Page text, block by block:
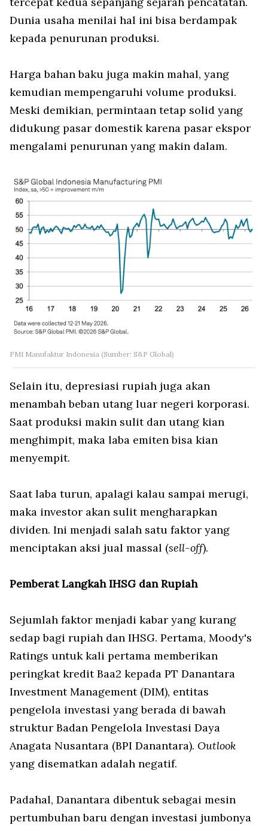
Dunia usaha menilai hal ini bisa berdampak
kepada penurunan produksi.
Harga bahan baku juga makin mahal, yang
kemudian mempengaruhi volume produksi.
Meski demikian, permintaan tetap solid yang
didukung pasar domestik karena pasar ekspor
mengalami penurunan yang makin dalam.
PMI Manufaktur Indonesia (Sumber: S&P Global)
Selain itu, depresiasi rupiah juga akan
menambah beban utang luar negeri korporasi.
Saat produksi makin sulit dan utang kian
menghimpit, maka laba emiten bisa kian
menyempit.
Saat laba turun, apalagi kalau sampai merugi,
maka investor akan sulit mengharapkan
dividen. Ini menjadi salah satu faktor yang
menciptakan aksi jual massal (sell-off).
Pemberat Langkah IHSG dan Rupiah
Sejumlah faktor menjadi kabar yang kurang
sedap bagi rupiah dan IHSG. Pertama, Moody's
Ratings untuk kali pertama memberikan
peringkat kredit Baa2 kepada PT Danantara
Investment Management (DIM), entitas
pengelola investasi yang berada di bawah
struktur Badan Pengelola Investasi Daya
Anagata Nusantara (BPI Danantara). Outlook
yang disematkan adalah negatif.
Padahal, Danantara dibentuk sebagai mesin
pertumbuhan baru dengan investasi jumbonya